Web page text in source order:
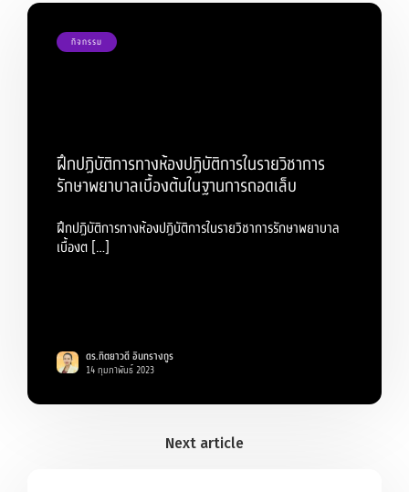
กิจกรรม
ฝึกปฏิบัติการทางห้องปฏิบัติการในรายวิชาการ
รักษาพยาบาลเบื้องต้นในฐานการถอดเล็บ
ฝึกปฏิบัติการทางห้องปฏิบัติการในรายวิชาการรักษาพยาบาล
เบื้องต […]
ดร.ทิตยาวดี อินทรางกูร
14 กุมภาพันธ์ 2023